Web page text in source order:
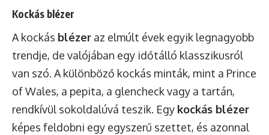
Kockás blézer
A kockás blézer az elmúlt évek egyik legnagyobb
trendje, de valójában egy időtálló klasszikusról
van szó. A különböző kockás minták, mint a Prince
of Wales, a pepita, a glencheck vagy a tartán,
rendkívül sokoldalúvá teszik. Egy kockás blézer
képes feldobni egy egyszerű szettet, és azonnal